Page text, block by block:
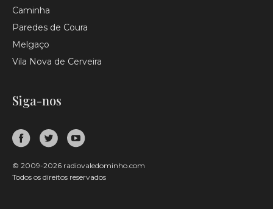
Caminha
Paredes de Coura
Melgaço
Vila Nova de Cerveira
Siga-nos
© 2009-2026 radiovaledominho.com
Todos os direitos reservados